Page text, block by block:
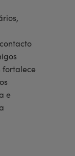
fortalece
e